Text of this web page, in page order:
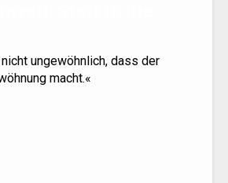
ungewöhnlich, dass der
macht.«